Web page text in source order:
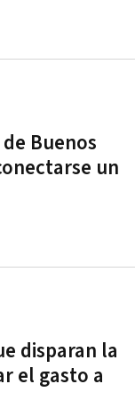
Buenos
un
disparan la
el gasto a